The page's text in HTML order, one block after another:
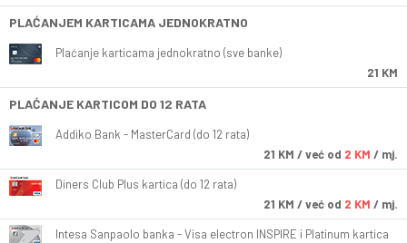
PLAĆANJEM KARTICAMA JEDNOKRATNO
Plaćanje karticama jednokratno (sve banke)
21 KM
PLAĆANJE KARTICOM DO 12 RATA
Addiko Bank - MasterCard (do 12 rata)
21 KM / već od 2 KM / mj.
Diners Club Plus kartica (do 12 rata)
21 KM / već od 2 KM / mj.
Intesa Sanpaolo banka - Visa electron INSPIRE i Platinum kartica